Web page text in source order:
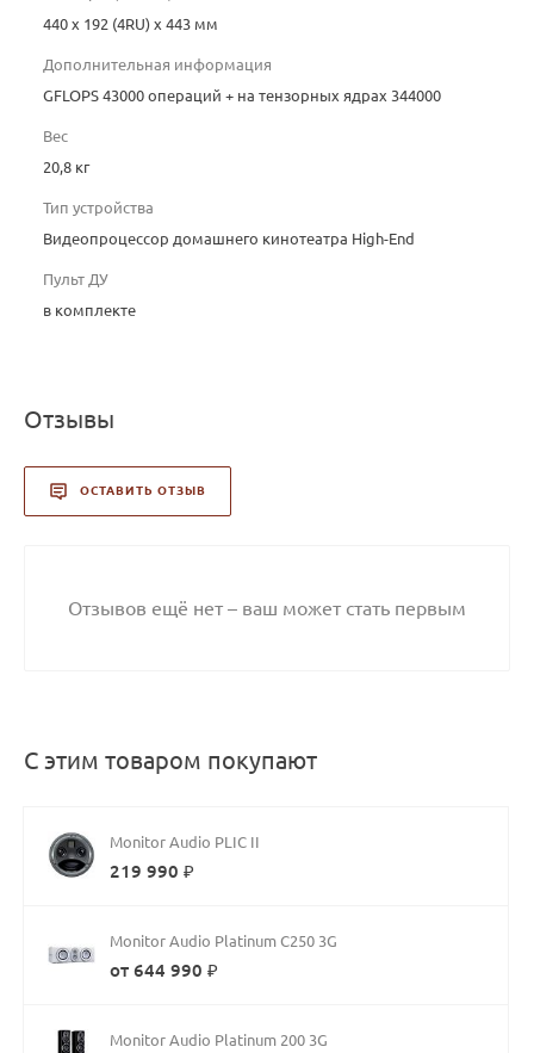
440 x 192 (4RU) x 443 мм
Дополнительная информация
GFLOPS 43000 операций + на тензорных ядрах 344000
Вес
20,8 кг
Тип устройства
Видеопроцессор домашнего кинотеатра High-End
Пульт ДУ
в комплекте
Отзывы
ОСТАВИТЬ ОТЗЫВ
Отзывов ещё нет – ваш может стать первым
С этим товаром покупают
Monitor Audio PLIC II
219 990 ₽
Monitor Audio Platinum C250 3G
от 644 990 ₽
Monitor Audio Platinum 200 3G